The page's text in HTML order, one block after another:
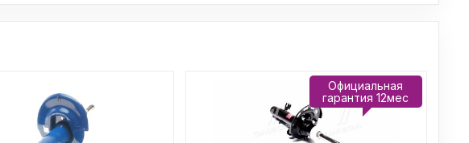
Официальная
гарантия 12мес